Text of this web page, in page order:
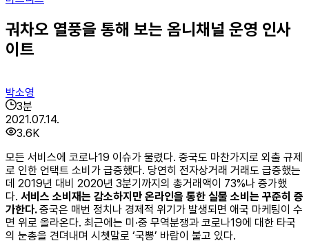
궈차오 열풍을 통해 보는 옴니채널 운영 인사
이트
박소영
3분
2021.07.14.
3.6K
모든 서비스에 코로나19 이슈가 물렸다. 중국도 마찬가지로 외출 규제
로 인한 언택트 소비가 급증했다. 당연히 전자상거래 거래도 급증했는
데 2019년 대비 2020년 3분기까지의 총거래액이 73%나 증가했
다. 서비스 소비재는 감소하지만 온라인을 통한 실물 소비는 꾸준히 증
가한다.중국은 매번 정치나 경제적 위기가 발생되면 애국 마케팅이 수
면 위로 올라온다. 최근에는 미·중 무역분쟁과 코로나19에 대한 타국
의 눈총을 견뎌내며 시쳇말로 ‘국뽕’ 바람이 불고 있다.